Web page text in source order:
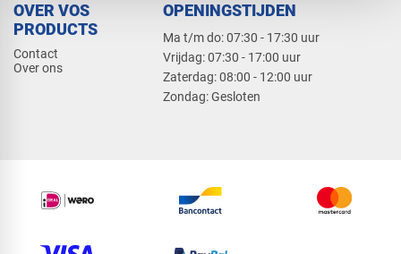
OVER VOS
PRODUCTS
Contact
Over ons
OPENINGSTIJDEN
Ma t/m do: 07:30 - 17:30 uur
​Vrijdag: 07:30 - 17:00 uur
​Zaterdag: 08:00 - 12:00 uur
​Zondag: Gesloten